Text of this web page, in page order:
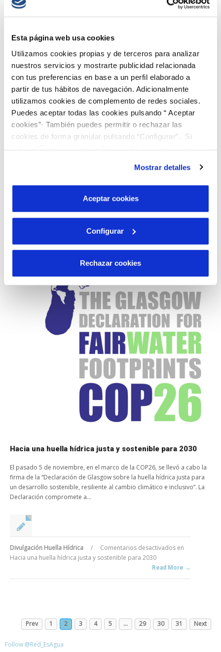
Esta página web usa cookies
Utilizamos cookies propias y de terceros para analizar
nuestros servicios y mostrarte publicidad relacionada
con tus preferencias en base a un perfil elaborado a
partir de tus hábitos de navegación. Adicionalmente
utilizamos cookies de complemento de redes sociales.
Puedes aceptar todas las cookies pulsando “ Aceptar
cookies”· También puedes permitir o rechazar las
cookies de forma granular pulsando “Configurar”. Si
son indispensables para que el sitio web funcione y que
por tanto no se pueden desactivar. Puedes consultar
más información en nuestraPolítica de Cookies
Mostrar detalles
Aceptar cookies
Configurar
Rechazar cookies
Cálculo de la Huella Ambiental de productos y
organizaciones – Recomendaciones de la CE
La Comisión Europea ha publicado sus recomendaciones en el uso de
metodologías para el cálculo de la Huella Ambiental La Comisión
Europea ha lanzado recientemente sus recomendaciones sobre el uso
de metodologías de cálculo de la Huella Ambiental para que las...
Comentarios desactivados en
Cálculo de la Huella Ambiental de productos y organizaciones –
Recomendaciones de la CE
Hacia una huella hídrica justa y sostenible para 2030
El pasado 5 de noviembre, en el marco de la COP26, se llevó a cabo la
firma de la “Declaración de Glasgow sobre la huella hídrica justa para
un desarrollo sostenible, resiliente al cambio climático e inclusivo”. La
Declaración compromete a...
Divulgación Huella Hídrica / Comentarios desactivados en
Hacia una huella hídrica justa y sostenible para 2030
Read More →
Prev 1 2 3 4 5 … 29 30 31 Next
Follow @Red_EsAgua